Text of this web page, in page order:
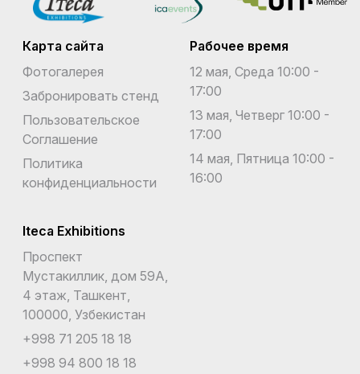
Карта сайта
Фотогалерея
Забронировать стенд
Пользовательское
Соглашение
Политика
конфиденциальности
Рабочее время
12 мая, Среда 10:00 -
17:00
13 мая, Четверг 10:00 -
17:00
14 мая, Пятница 10:00 -
16:00
Iteca Exhibitions
Проспект
Мустакиллик, дом 59А,
4 этаж, Ташкент,
100000, Узбекистан
+998 71 205 18 18
+998 94 800 18 18